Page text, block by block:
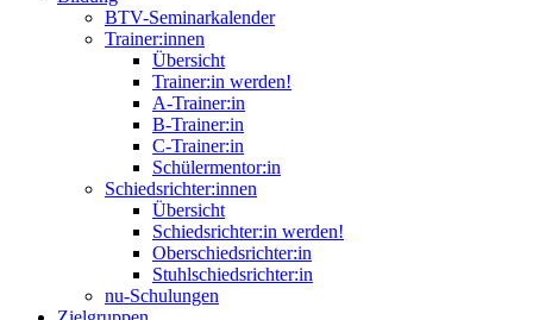
BTV-Seminarkalender
Trainer:innen
Übersicht
Trainer:in werden!
A-Trainer:in
B-Trainer:in
C-Trainer:in
Schülermentor:in
Schiedsrichter:innen
Übersicht
Schiedsrichter:in werden!
Oberschiedsrichter:in
Stuhlschiedsrichter:in
nu-Schulungen